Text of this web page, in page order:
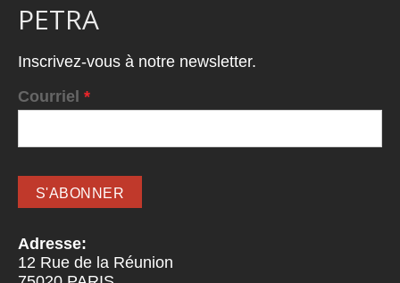
PETRA
Inscrivez-vous à notre newsletter.
Courriel *
Adresse:
12 Rue de la Réunion